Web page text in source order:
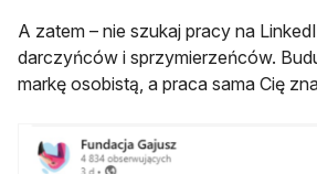
A zatem – nie szukaj pracy na
darczyńców i sprzymierzeńców.
markę osobistą, a praca sama Cię